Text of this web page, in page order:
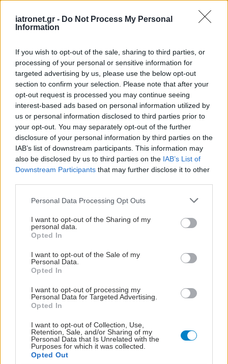
iatronet.gr - Do Not Process My Personal
Information
If you wish to opt-out of the sale, sharing to third parties, or
processing of your personal or sensitive information for
targeted advertising by us, please use the below opt-out
section to confirm your selection. Please note that after your
opt-out request is processed you may continue seeing
interest-based ads based on personal information utilized by
us or personal information disclosed to third parties prior to
your opt-out. You may separately opt-out of the further
disclosure of your personal information by third parties on the
IAB’s list of downstream participants. This information may
also be disclosed by us to third parties on the IAB’s List of
Downstream Participants that may further disclose it to other
Please note that this website/app uses one or more Google
not limited to your visit or usage behaviour. You may click to
grant or deny consent to Google and its third-party tags to
use your data for below specified purposes in below Google
consent section.
Personal Data Processing Opt Outs
I want to opt-out of the Sharing of my
personal data.
Opted In
I want to opt-out of the Sale of my
Personal Data.
Opted In
I want to opt-out of processing my
Personal Data for Targeted Advertising.
Opted In
I want to opt-out of Collection, Use,
Retention, Sale, and/or Sharing of my
Personal Data that Is Unrelated with the
Purposes for which it was collected.
Opted Out
περιστατικά επιθετικού
καρκίνου στον προστάτη
[μελέτη]
Σημαντική μελέτη για
τον μεταστατικό καρκίνο
του προστάτη -
Ανακοινώθηκε στο
ASCO 2026
Ν. Δημάσης: Γιατί πρέπει
να μπει στο
''Προλαμβάνω'' ο
καρκίνος του προστάτη
Αυστρία: Το εθνικό
προσυμπτωματικού
μισό την θνησιμότητα
Αντιμετώπιση με
σύγχρονη ρομποτική